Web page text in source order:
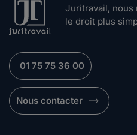
Juritravail, nous
le droit plus
01 75 75 36 00
Nous contacter